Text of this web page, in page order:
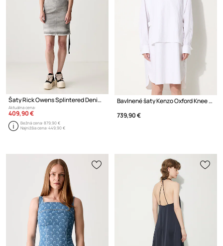
Šaty Rick Owens Splintered Denim Bustier
Aktuálna cena:
409,90 €
Bežná cena:879,90 €
Najnižšia cena:449,90 €
Bavlnené šaty Kenzo Oxford Knee Shirting Dress
739,90 €